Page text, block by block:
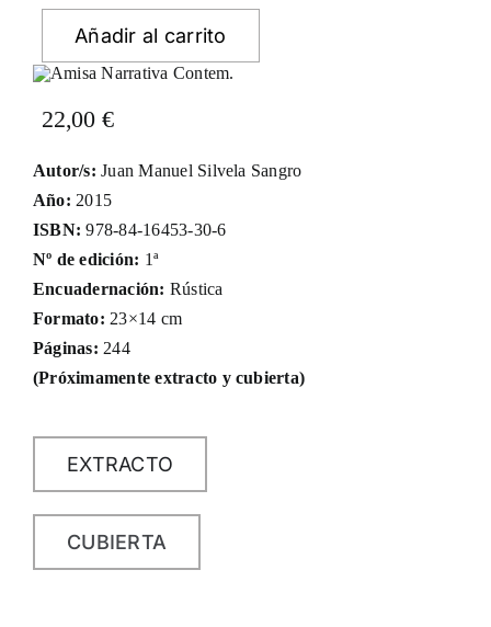
22,00 €
Autor/s:Juan Manuel Silvela Sangro
Año: 2015
ISBN:978-84-16453-30-6
Nº de edición: 1ª
Encuadernación: Rústica
Formato: 23×14 cm
Páginas: 244
(Próximamente extracto y cubierta)
EXTRACTO
CUBIERTA
Añadir al carrito